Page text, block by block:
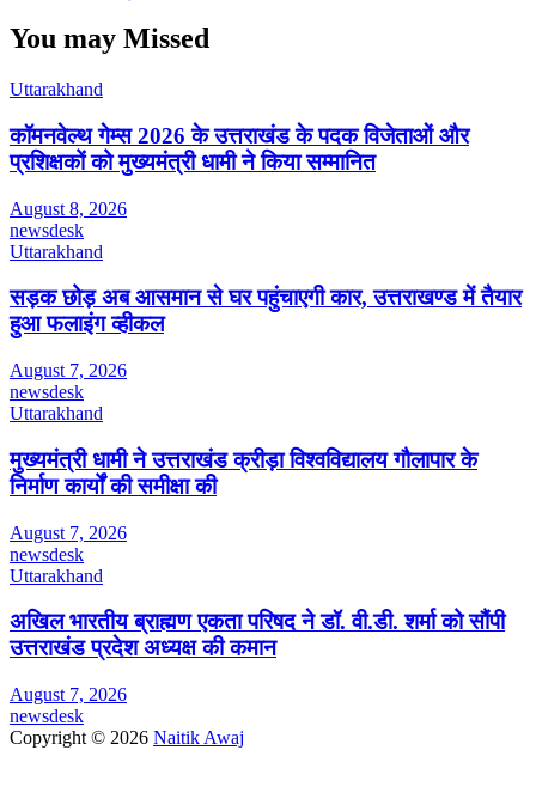
You may Missed
Uttarakhand
कॉमनवेल्थ गेम्स 2026 के उत्तराखंड के पदक विजेताओं और
प्रशिक्षकों को मुख्यमंत्री धामी ने किया सम्मानित
August 8, 2026
newsdesk
Uttarakhand
सड़क छोड़ अब आसमान से घर पहुंचाएगी कार, उत्तराखण्ड में तैयार
हुआ फलाइंग व्हीकल
August 7, 2026
newsdesk
Uttarakhand
मुख्यमंत्री धामी ने उत्तराखंड क्रीड़ा विश्वविद्यालय गौलापार के
निर्माण कार्यों की समीक्षा की
August 7, 2026
newsdesk
Uttarakhand
अखिल भारतीय ब्राह्मण एकता परिषद ने डॉ. वी.डी. शर्मा को सौंपी
उत्तराखंड प्रदेश अध्यक्ष की कमान
August 7, 2026
newsdesk
Copyright © 2026 Naitik Awaj